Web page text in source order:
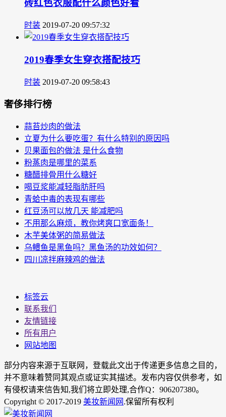
砖红色衣服配什么颜色好看
时装 2019-07-20 09:57:32
2019春季女生穿衣搭配技巧
时装 2019-07-20 09:58:43
奢侈排行榜
蒜苔炒肉的做法
立夏为什么要吃蛋？有什么特别的原因吗
贝果面包的做法 是什么食物
粉蒸肉是哪里的菜系
糖醋排骨用什么糖好
喝豆浆能减轻脂肪肝吗
青蛤中毒的表现有哪些
红豆汤可以放几天 能减肥吗
不用那么麻烦，教你烤爽口宽面条！
木芋美体粥的简易做法
乌鳢鱼是黑鱼吗？黑鱼汤的功效如何？
四川凉拌麻辣鸡的做法
标签云
联系我们
友情链接
所有用户
网站地图
部分内容来源于互联网，登载此文出于传递更多信息之目的，
并不意味着赞同其观点或证实其描述。发布内容仅供参考，如
有侵权请来信告知,我们将立即处理,合作Q：906207380。
Copyright © 2017-2019 美妆新闻网 .保留所有权利